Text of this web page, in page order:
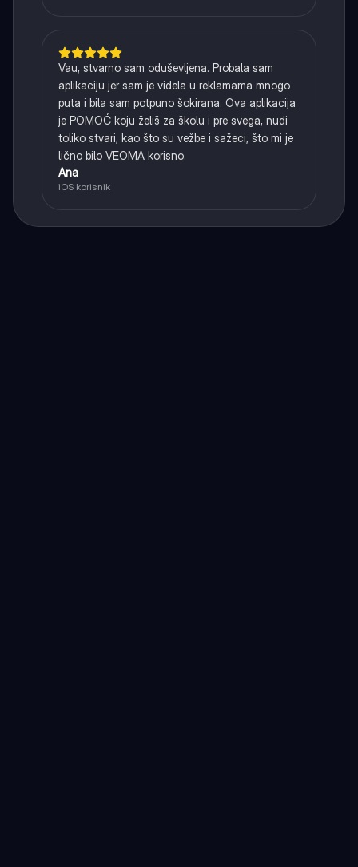
Vau, stvarno sam oduševljena. Probala sam
aplikaciju jer sam je videla u reklamama mnogo
puta i bila sam potpuno šokirana. Ova aplikacija
je POMOĆ koju želiš za školu i pre svega, nudi
toliko stvari, kao što su vežbe i sažeci, što mi je
lično bilo VEOMA korisno.
Ana
iOS korisnik